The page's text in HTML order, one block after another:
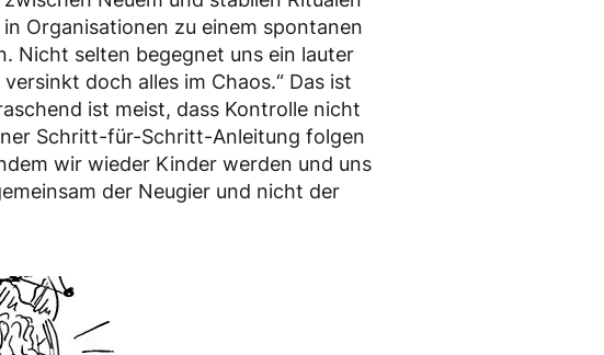
Organisationen zu einem spontanen
Nicht selten begegnet uns ein lauter
doch alles im Chaos.“ Das ist
ist meist, dass Kontrolle nicht
Schritt-für-Schritt-Anleitung folgen
wir wieder Kinder werden und uns
der Neugier und nicht der